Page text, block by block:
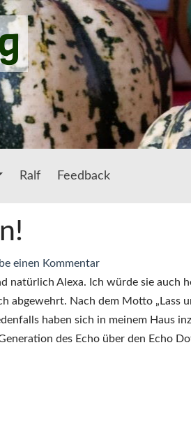
Ralf Feedback
einen Kommentarzu
Alexa!
Ruf!
Mich!
An!
natürlich Alexa. Ich würde sie auch
abgewehrt. Nach dem Motto „Lass
haben sich in meinem Haus
des Echo über den Echo